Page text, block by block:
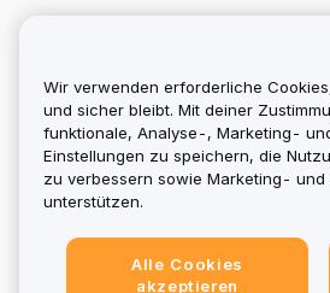
Wir verwenden erforderliche
und sicher bleibt. Mit deiner
funktionale, Analyse-, Marketing-
Einstellungen zu speichern, die
zu verbessern sowie Marketing-
unterstützen.
Alle Cookies
akzeptieren